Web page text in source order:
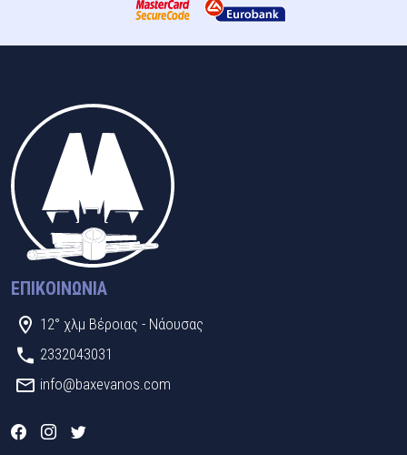
ΕΠΙΚΟΙΝΩΝΊΑ
12° χλμ Βέροιας - Νάουσας
2332043031
info@baxevanos.com